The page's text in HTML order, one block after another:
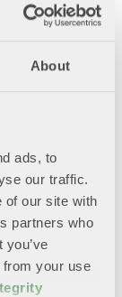
About
ads, to
our traffic.
of our site with
partners who
from your use
i